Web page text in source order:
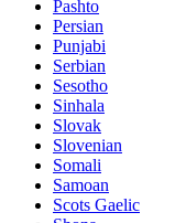
Pashto
Persian
Punjabi
Serbian
Sesotho
Sinhala
Slovak
Slovenian
Somali
Samoan
Scots Gaelic